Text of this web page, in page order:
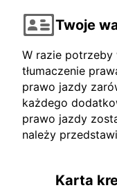
Twoje
W razie potrzeby
tłumaczenie
prawo jazdy
każdego
prawo jazdy
należy
Karta